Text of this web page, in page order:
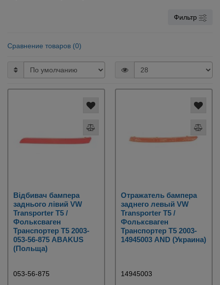
Фильтр
Сравнение товаров (0)
Відбивач бампера
заднього лівий VW
Transporter T5 /
Фольксваген
Транспортер Т5 2003-
053-56-875 ABAKUS
(Польща)
053-56-875
Отражатель бампера
заднего левый VW
Transporter T5 /
Фольксваген
Транспортер Т5 2003-
14945003 AND (Украина)
14945003